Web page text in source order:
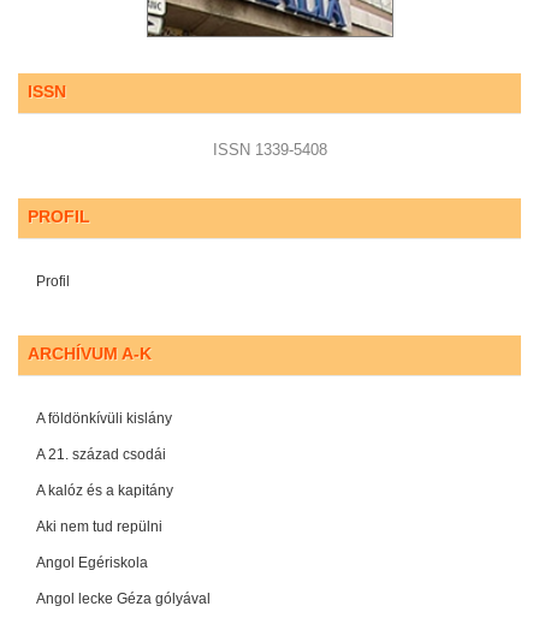
ISSN
ISSN 1339-5408
PROFIL
Profil
ARCHÍVUM A-K
A földönkívüli kislány
A 21. század csodái
A kalóz és a kapitány
Aki nem tud repülni
Angol Egériskola
Angol lecke Géza gólyával